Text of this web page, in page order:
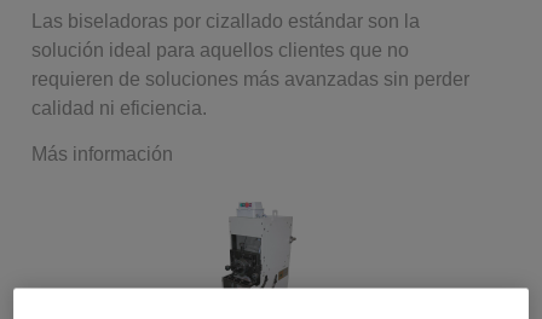
Las biseladoras por cizallado estándar son la
solución ideal para aquellos clientes que no
requieren de soluciones más avanzadas sin perder
calidad ni eficiencia.
Más información